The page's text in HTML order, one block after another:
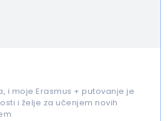
i moje Erasmus + putovanje je
i želje za učenjem novih